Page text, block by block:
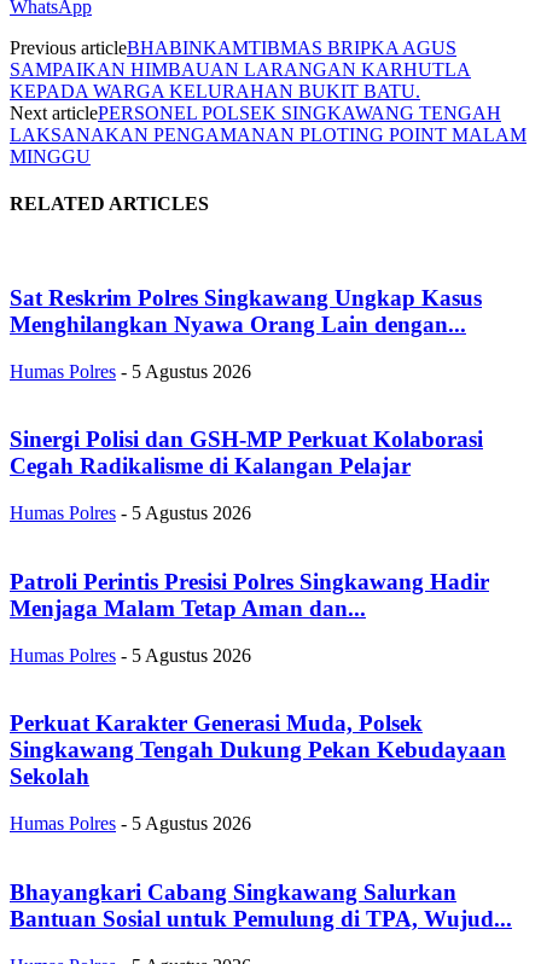
WhatsApp
Previous articleBHABINKAMTIBMAS BRIPKA AGUS
SAMPAIKAN HIMBAUAN LARANGAN KARHUTLA
KEPADA WARGA KELURAHAN BUKIT BATU.
Next articlePERSONEL POLSEK SINGKAWANG TENGAH
LAKSANAKAN PENGAMANAN PLOTING POINT MALAM
MINGGU
RELATED ARTICLES
Sat Reskrim Polres Singkawang Ungkap Kasus
Menghilangkan Nyawa Orang Lain dengan...
Humas Polres - 5 Agustus 2026
Sinergi Polisi dan GSH-MP Perkuat Kolaborasi
Cegah Radikalisme di Kalangan Pelajar
Humas Polres - 5 Agustus 2026
Patroli Perintis Presisi Polres Singkawang Hadir
Menjaga Malam Tetap Aman dan...
Humas Polres - 5 Agustus 2026
Perkuat Karakter Generasi Muda, Polsek
Singkawang Tengah Dukung Pekan Kebudayaan
Sekolah
Humas Polres - 5 Agustus 2026
Bhayangkari Cabang Singkawang Salurkan
Bantuan Sosial untuk Pemulung di TPA, Wujud...